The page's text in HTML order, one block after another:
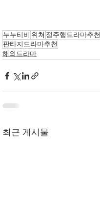
누누티비 위쳐 정주행드라마추천
판타지드라마추천
해외드라마
최근 게시물